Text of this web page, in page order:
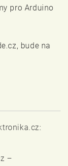
pro Arduino
bude na
:
–